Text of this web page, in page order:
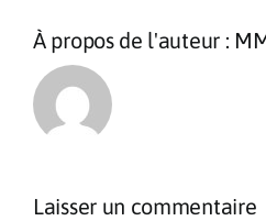
À propos de l'auteur :
Laisser un commentaire